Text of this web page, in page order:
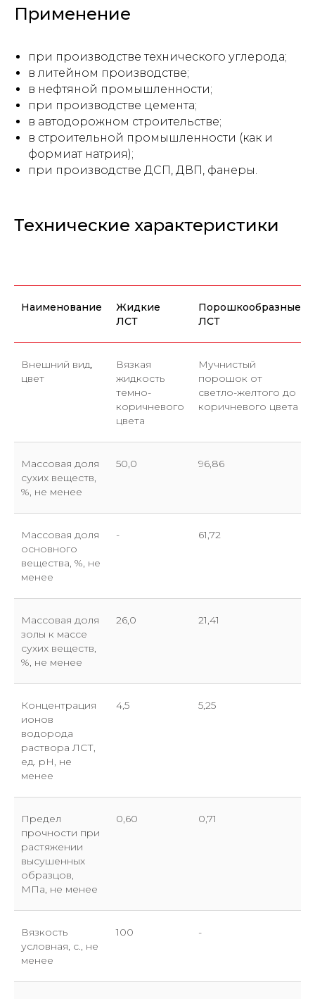
Применение
при производстве технического углерода;
в литейном производстве;
в нефтяной промышленности;
при производстве цемента;
в автодорожном строительстве;
в строительной промышленности (как и
формиат натрия);
при производстве ДСП, ДВП, фанеры.
Технические характеристики
Наименование
Жидкие
ЛСТ
Порошкообразные
ЛСТ
Внешний вид,
цвет
Вязкая
жидкость
темно-
коричневого
цвета
Мучнистый
порошок от
светло-желтого до
коричневого цвета
Массовая доля
сухих веществ,
%, не менее
50,0 96,86
Массовая доля
основного
вещества, %, не
менее
- 61,72
Массовая доля
золы к массе
сухих веществ,
%, не менее
26,0 21,41
Концентрация
ионов
водорода
раствора ЛСТ,
ед. pH, не
менее
4,5 5,25
Предел
прочности при
растяжении
высушенных
образцов,
МПа, не менее
0,60 0,71
Вязкость
условная, с., не
менее
100 -
Отправить заявку